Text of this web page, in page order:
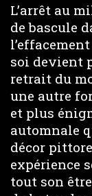
L’arrêt au
de bascule
soi devient
retrait du
une autre
et plus
automnale
décor
expérience
tout son